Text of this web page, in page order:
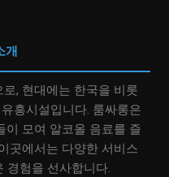
개
, 현대에는 한국을 비롯
흥시설입니다. 룸싸롱은
이 모여 알코올 음료를 즐
곳에서는 다양한 서비스
경험을 선사합니다.